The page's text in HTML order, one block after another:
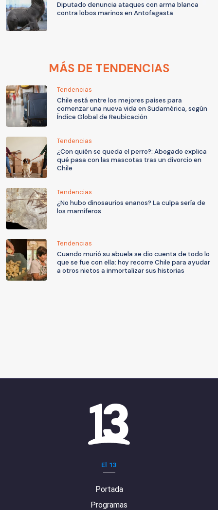
Diputado denuncia ataques con arma blanca
contra lobos marinos en Antofagasta
MÁS DE TENDENCIAS
Tendencias
Chile está entre los mejores países para
comenzar una nueva vida en Sudamérica, según
Índice Global de Reubicación
Tendencias
¿Con quién se queda el perro?: Abogado explica
qué pasa con las mascotas tras un divorcio en
Chile
Tendencias
¿No hubo dinosaurios enanos? La culpa sería de
los mamíferos
Tendencias
Cuando murió su abuela se dio cuenta de todo lo
que se fue con ella: hoy recorre Chile para ayudar
a otros nietos a inmortalizar sus historias
El 13
Portada
Programas